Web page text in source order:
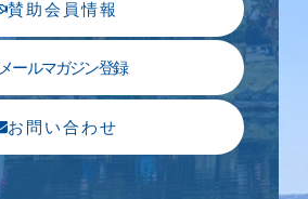
賛助会員情報
メールマガジン登録
お問い合わせ